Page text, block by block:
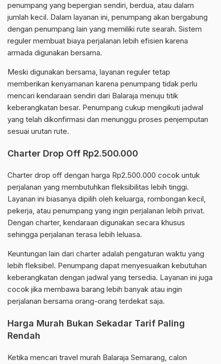
penumpang yang bepergian sendiri, berdua, atau dalam
jumlah kecil. Dalam layanan ini, penumpang akan bergabung
dengan penumpang lain yang memiliki rute searah. Sistem
reguler membuat biaya perjalanan lebih efisien karena
armada digunakan bersama.
Meski digunakan bersama, layanan reguler tetap
memberikan kenyamanan karena penumpang tidak perlu
mencari kendaraan sendiri dari Balaraja menuju titik
keberangkatan besar. Penumpang cukup mengikuti jadwal
yang telah dikonfirmasi dan menunggu proses penjemputan
sesuai urutan rute.
Charter Drop Off Rp2.500.000
Charter drop off dengan harga Rp2.500.000 cocok untuk
perjalanan yang membutuhkan fleksibilitas lebih tinggi.
Layanan ini biasanya dipilih oleh keluarga, rombongan kecil,
pekerja, atau penumpang yang ingin perjalanan lebih privat.
Dengan charter, kendaraan digunakan secara khusus
sehingga perjalanan terasa lebih leluasa.
Keuntungan lain dari charter adalah pengaturan waktu yang
lebih fleksibel. Penumpang dapat menyesuaikan kebutuhan
keberangkatan dengan jadwal yang tersedia. Layanan ini juga
cocok jika membawa barang lebih banyak atau ingin
perjalanan bersama orang-orang terdekat saja.
Harga Murah Bukan Sekadar Tarif Paling
Rendah
Ketika mencari travel murah Balaraja Semarang, calon